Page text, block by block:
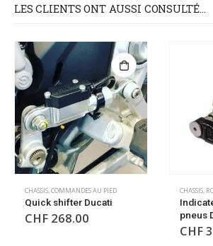
LES CLIENTS ONT AUSSI CONSULTÉ…
CHASSIS ROUES
Indicateurs de pression
pneus Ducati
CHASSIS
pieds
CHF